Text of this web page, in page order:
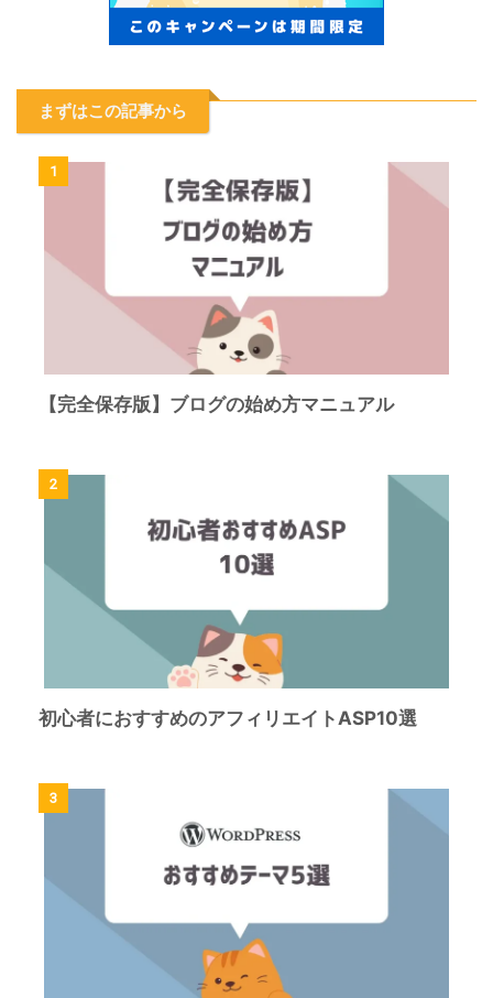
まずはこの記事から
1
【完全保存版】ブログの始め方マニュアル
2
初心者におすすめのアフィリエイトASP10選
3